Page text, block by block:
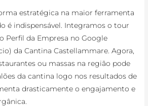
estratégica na maior ferramenta
é indispensável. Integramos o tour
Perfil da Empresa no Google
da Cantina Castellammare. Agora,
ou massas na região pode
da cantina logo nos resultados de
drasticamente o engajamento e